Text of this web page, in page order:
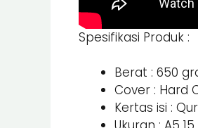
Spesifikasi Produk :
Berat : 650
Cover : Hard
Kertas isi :